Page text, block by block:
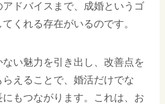
ドバイスまで、成婚というゴ
くれる存在がいるのです。
い魅力を引き出し、改善点を
えることで、婚活だけでな
にもつながります。これは、お